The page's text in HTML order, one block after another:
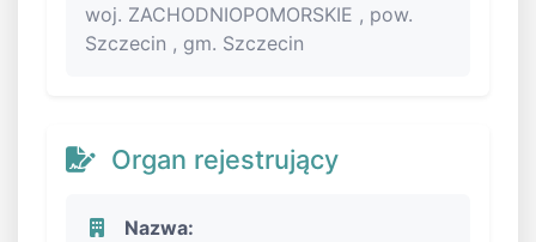
woj. ZACHODNIOPOMORSKIE , pow.
Szczecin , gm. Szczecin
Organ rejestrujący
Nazwa: